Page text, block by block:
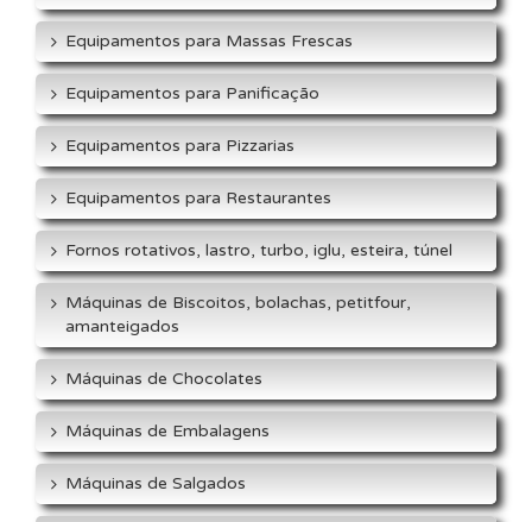
Equipamentos para Massas Frescas
Equipamentos para Panificação
Equipamentos para Pizzarias
Equipamentos para Restaurantes
Fornos rotativos, lastro, turbo, iglu, esteira, túnel
Máquinas de Biscoitos, bolachas, petitfour,
amanteigados
Máquinas de Chocolates
Máquinas de Embalagens
Máquinas de Salgados